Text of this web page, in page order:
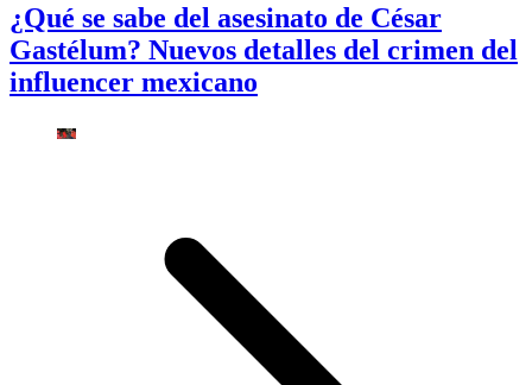
¿Qué se sabe del asesinato de César
Gastélum? Nuevos detalles del crimen del
influencer mexicano